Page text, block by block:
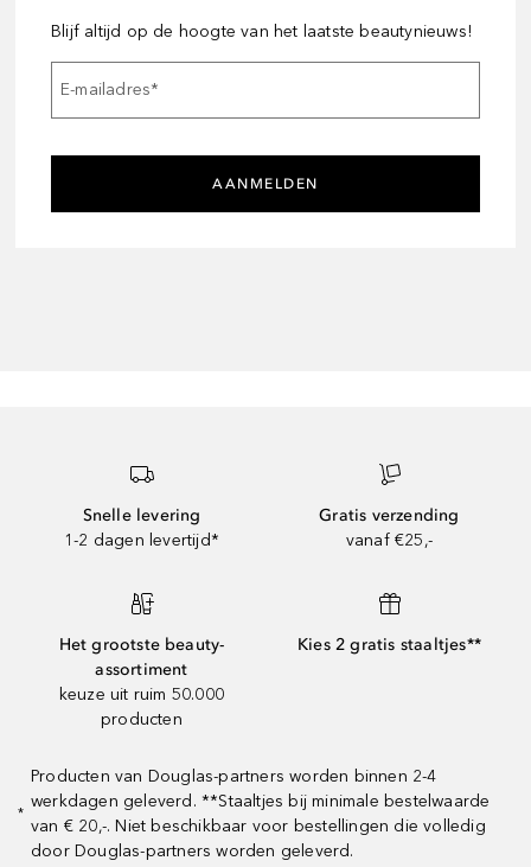
Blijf altijd op de hoogte van het laatste beautynieuws!
E-mailadres*
AANMELDEN
Snelle levering
1-2 dagen levertijd*
Gratis verzending
vanaf €25,-
Het grootste beauty-
assortiment
keuze uit ruim 50.000
producten
Kies 2 gratis staaltjes**
*
Producten van Douglas-partners worden binnen 2-4
werkdagen geleverd. **Staaltjes bij minimale bestelwaarde
van € 20,-. Niet beschikbaar voor bestellingen die volledig
door Douglas-partners worden geleverd.